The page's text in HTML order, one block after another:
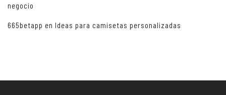
negocio
665betapp en Ideas para camisetas personalizadas